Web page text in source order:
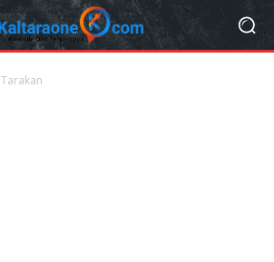
Tarakan